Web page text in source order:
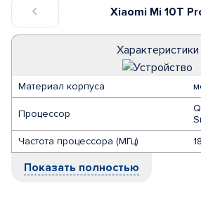
Xiaomi Mi 10T
Характеристики
Материал корпуса
Процессор
Частота процессора (МГц)
Показать полностью